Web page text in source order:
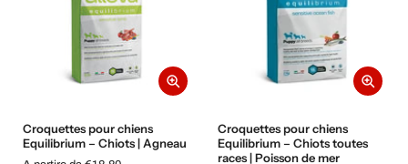
Croquettes pour chiens
Equilibrium – Chiots | Agneau
Croquettes pour chiens
Equilibrium – Chiots toutes
races | Poisson de mer